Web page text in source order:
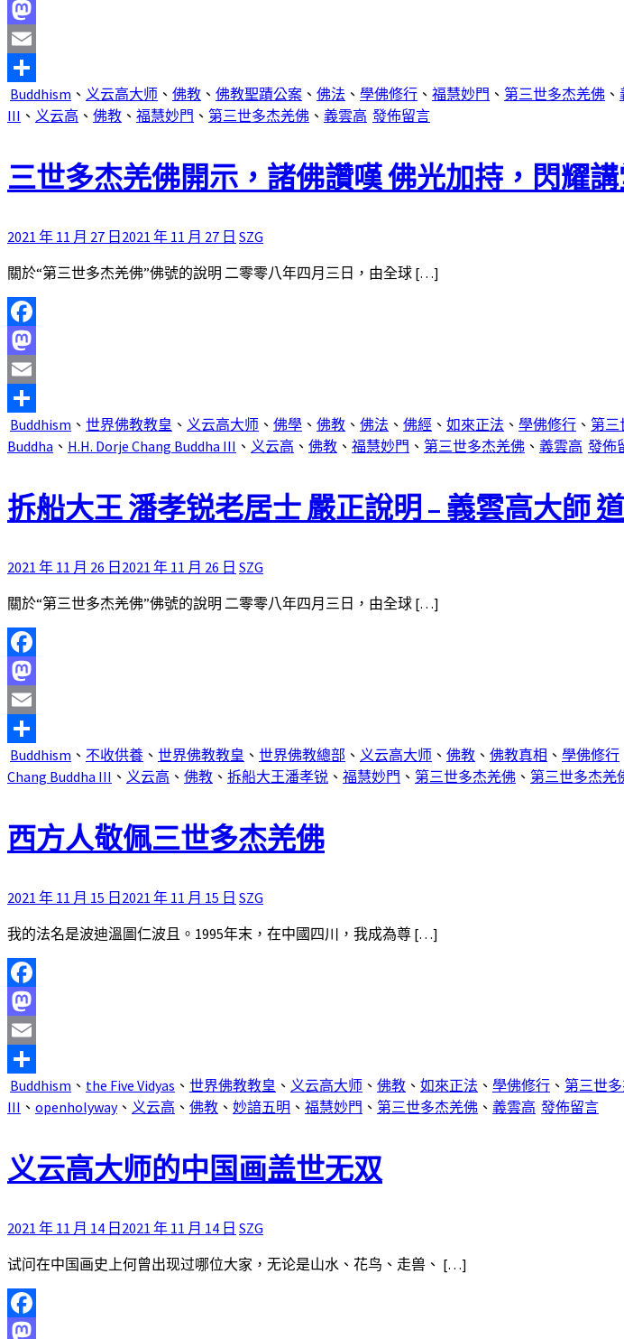
Facebook
Mastodon
Email
分
享
Buddhism 、 义云高大师 、 佛教 、 佛教聖蹟公案 、 佛法 、 學佛修行 、 福慧妙門 、 第三世多杰羌佛 、
III 、 义云高 、 佛教 、 福慧妙門 、 第三世多杰羌佛 、 義雲高 發佈留言
三世多杰羌佛開示，諸佛讚嘆 佛光加持，閃耀
2021 年 11 月 27 日 2021 年 11 月 27 日 SZG
關於“第三世多杰羌佛”佛號的說明 二零零八年四月三日，由全球 […]
Facebook
Mastodon
Email
分
享
Buddhism 、 世界佛教教皇 、 义云高大师 、 佛學 、 佛教 、 佛法 、 佛經 、 如來正法 、 學佛修行 、 第三
Buddha 、 H.H. Dorje Chang Buddha III 、 义云高 、 佛教 、 福慧妙門 、 第三世多杰羌佛 、 義雲高 發佈
拆船大王 潘孝锐老居士 嚴正說明 – 義雲高大師
2021 年 11 月 26 日 2021 年 11 月 26 日 SZG
關於“第三世多杰羌佛”佛號的說明 二零零八年四月三日，由全球 […]
Facebook
Mastodon
Email
分
享
Buddhism 、 不收供養 、 世界佛教教皇 、 世界佛教總部 、 义云高大师 、 佛教 、 佛教真相 、 學佛修行
Chang Buddha III 、 义云高 、 佛教 、 拆船大王潘孝锐 、 福慧妙門 、 第三世多杰羌佛 、 第三世多杰羌
西方人敬佩三世多杰羌佛
2021 年 11 月 15 日 2021 年 11 月 15 日 SZG
我的法名是波迪溫圖仁波且。1995年末，在中國四川，我成為尊 […]
Facebook
Mastodon
Email
分
享
Buddhism 、 the Five Vidyas 、 世界佛教教皇 、 义云高大师 、 佛教 、 如來正法 、 學佛修行 、 第三世
III 、 openholyway、 义云高 、 佛教 、 妙諳五明 、 福慧妙門 、 第三世多杰羌佛 、 義雲高 發佈留言
义云高大师的中国画盖世无双
2021 年 11 月 14 日 2021 年 11 月 14 日 SZG
试问在中国画史上何曾出现过哪位大家，无论是山水、花鸟、走兽、 […]
Facebook